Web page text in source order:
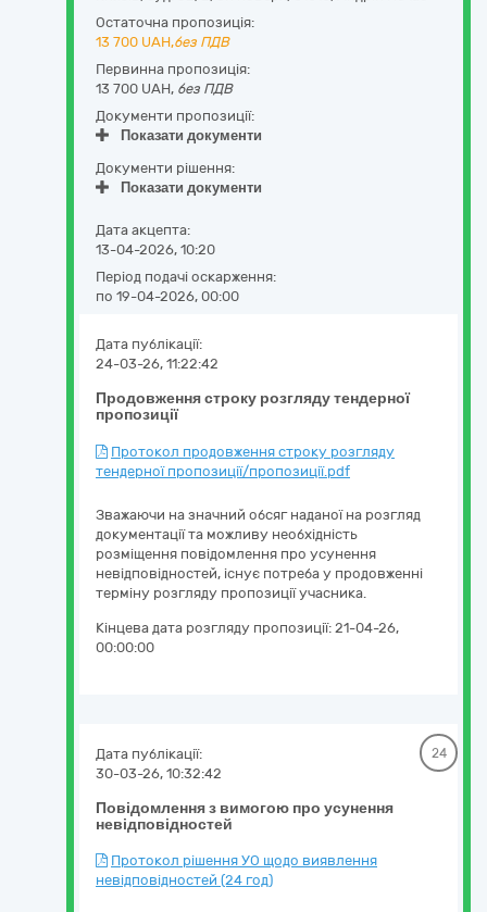
Остаточна пропозиція:
13 700 UAH,без ПДВ
Первинна пропозиція:
13 700 UAH, без ПДВ
Документи пропозиції:
Показати документи
Документи рішення:
Показати документи
Дата акцепта:
13-04-2026, 10:20
Період подачі оскарження:
по 19-04-2026, 00:00
Продовження строку розгляду тендерної
пропозиції
Дата публікації:
24-03-26, 11:22:42
Протокол продовження строку розгляду
тендерної пропозиції/пропозиції.pdf
Зважаючи на значний обсяг наданої на розгляд
документації та можливу необхідність
розміщення повідомлення про усунення
невідповідностей, існує потреба у продовженні
терміну розгляду пропозиції учасника.
Кінцева дата розгляду пропозиції: 21-04-26,
00:00:00
Повідомлення з вимогою про усунення
невідповідностей
Дата публікації:
30-03-26, 10:32:42
24
Протокол рішення УО щодо виявлення
невідповідностей (24 год)